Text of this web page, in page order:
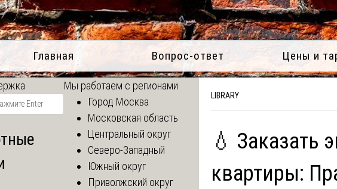
Главная Вопрос-ответ Цены и
LIBRARY
💧 Заказать
квартиры:
Мы работаем с регионами
Город Москва
Московская область
Центральный округ
Северо-Западный
Южный округ
Приволжский округ